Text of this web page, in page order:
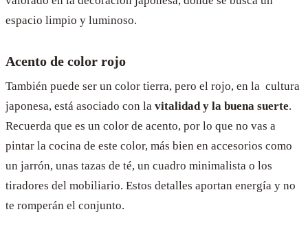
espacio limpio y luminoso.
Acento de color rojo
También puede ser un color tierra, pero el rojo, en la cultura
japonesa, está asociado con la vitalidad y la buena suerte.
Recuerda que es un color de acento, por lo que no vas a
pintar la cocina de este color, más bien en accesorios como
un jarrón, unas tazas de té, un cuadro minimalista o los
tiradores del mobiliario. Estos detalles aportan energía y no
te romperán el conjunto.